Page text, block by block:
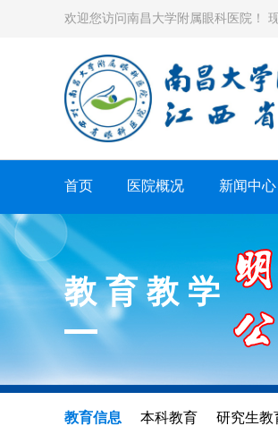
欢迎您访问南昌大学附属眼科医院！
首页 医院概况 新闻中心
教育教学
教育信息 本科教育 研究生教